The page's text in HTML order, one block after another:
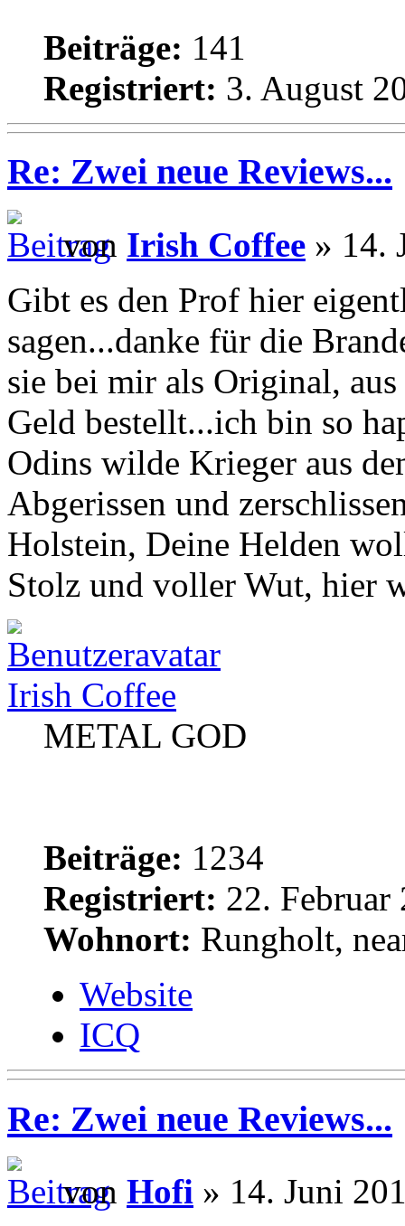
Beiträge: 141
Registriert: 3. August
Re: Zwei neue Reviews...
von Irish Coffee » 14.
Gibt es den Prof hier
sagen...danke für die
sie bei mir als Original,
Geld bestellt...ich bin so
Odins wilde Krieger aus
Abgerissen und
Holstein, Deine Helden
Stolz und voller Wut, hier
Irish Coffee
METAL GOD
Beiträge: 1234
Registriert: 22. Februar
Wohnort: Rungholt,
Website
ICQ
Re: Zwei neue Reviews...
von Hofi » 14. Juni